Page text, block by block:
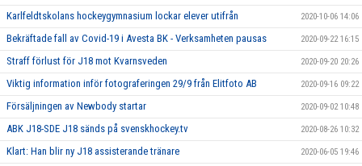
Karlfeldtskolans hockeygymnasium lockar elever utifrån 2020-10-06 14:06
Bekräftade fall av Covid-19 i Avesta BK - Verksamheten pausas 2020-09-22 16:15
Straff förlust för J18 mot Kvarnsveden 2020-09-20 20:26
Viktig information inför fotograferingen 29/9 från Elitfoto AB 2020-09-16 09:22
Försäljningen av Newbody startar 2020-09-02 10:48
ABK J18-SDE J18 sänds på svenskhockey.tv 2020-08-26 10:32
Klart: Han blir ny J18 assisterande tränare 2020-06-05 19:46